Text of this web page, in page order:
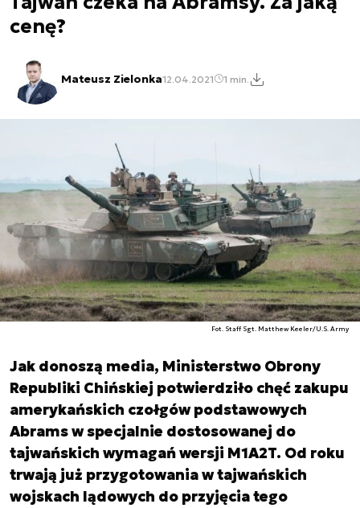
cenę?
Mateusz Zielonka12.04.2021 1 min.
Fot. Staff Sgt. Matthew Keeler/U.S. Army
Jak donoszą media, Ministerstwo Obrony
Republiki Chińskiej potwierdziło chęć zakupu
amerykańskich czołgów podstawowych
Abrams w specjalnie dostosowanej do
tajwańskich wymagań wersji M1A2T. Od roku
trwają już przygotowania w tajwańskich
wojskach lądowych do przyjęcia tego